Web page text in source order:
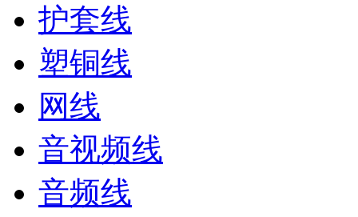
护套线
塑铜线
网线
音视频线
音频线